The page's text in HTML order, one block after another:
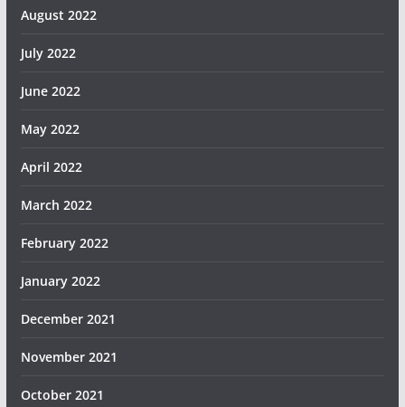
August 2022
July 2022
June 2022
May 2022
April 2022
March 2022
February 2022
January 2022
December 2021
November 2021
October 2021